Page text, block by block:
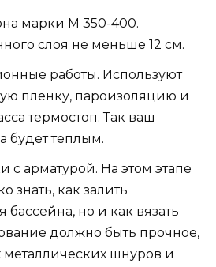
марки М 350-400.
слоя не меньше 12 см.
работы. Используют
пленку, пароизоляцию и
термостоп. Так ваш
будет теплым.
с арматурой. На этом этапе
знать, как залить
но и как вязать
должно быть прочное,
металлических шнуров и